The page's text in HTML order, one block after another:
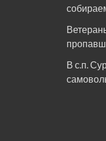
В с.п.